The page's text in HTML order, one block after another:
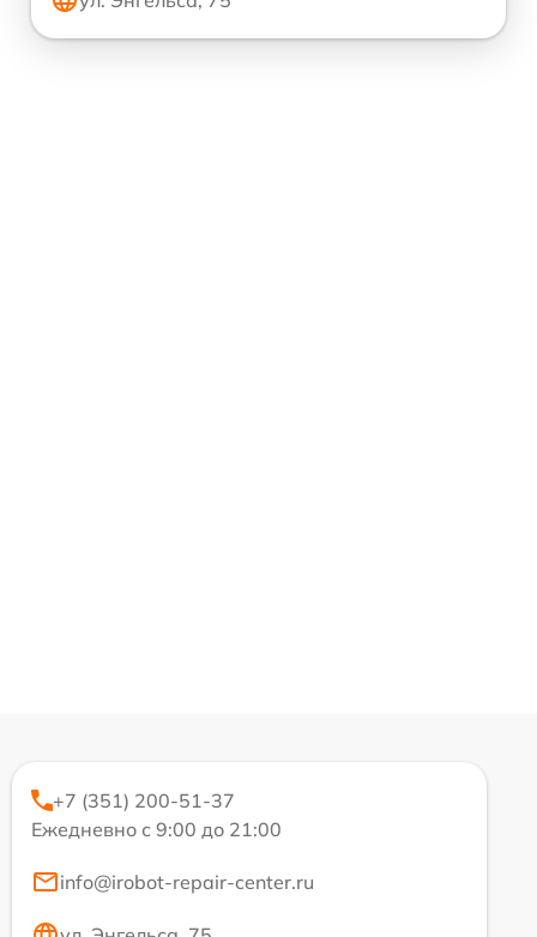
+7 (351) 200-51-37
Ежедневно с 9:00 до 21:00
info@irobot-repair-center.ru